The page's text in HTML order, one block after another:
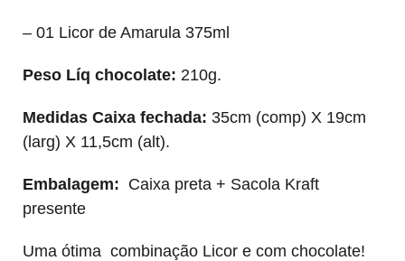
– 01 Licor de Amarula 375ml
Peso Líq chocolate: 210g.
Medidas Caixa fechada: 35cm (comp) X 19cm
(larg) X 11,5cm (alt).
Embalagem: Caixa preta + Sacola Kraft
presente
Uma ótima combinação Licor e com chocolate!